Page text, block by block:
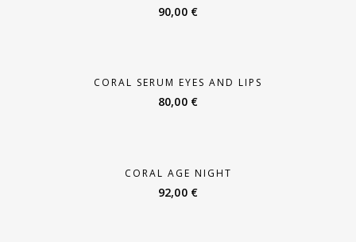
90,00 €
CORAL SERUM EYES AND LIPS
80,00 €
CORAL AGE NIGHT
92,00 €